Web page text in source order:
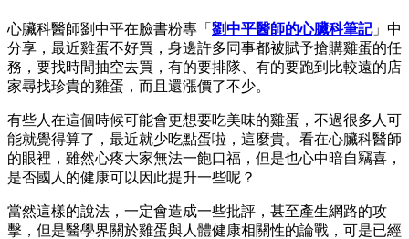
心臟科醫師劉中平在臉書粉專「 劉中平醫師的心臟科筆記」中
分享，最近雞蛋不好買，身邊許多同事都被賦予搶購雞蛋的任
務，要找時間抽空去買，有的要排隊、有的要跑到比較遠的店
家尋找珍貴的雞蛋，而且還漲價了不少。
有些人在這個時候可能會更想要吃美味的雞蛋，不過很多人可
能就覺得算了，最近就少吃點蛋啦，這麼貴。看在心臟科醫師
的眼裡，雖然心疼大家無法一飽口福，但是也心中暗自竊喜，
是否國人的健康可以因此提升一些呢？
當然這樣的說法，一定會造成一些批評，甚至產生網路的攻
擊，但是醫學界關於雞蛋與人體健康相關性的論戰，可是已經